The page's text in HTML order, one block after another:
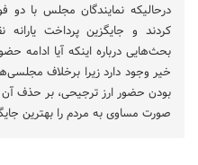
کردند و جایگزین پرداخت یارانه
بحث‌هایی درباره اینکه آیا ادامه
خیر وجود دارد زیرا برخلاف
بودن حضور ارز ترجیحی، بر حذف آن
صورت مساوی به مردم را بهترین جایگزین ارز ۴۲۰۰